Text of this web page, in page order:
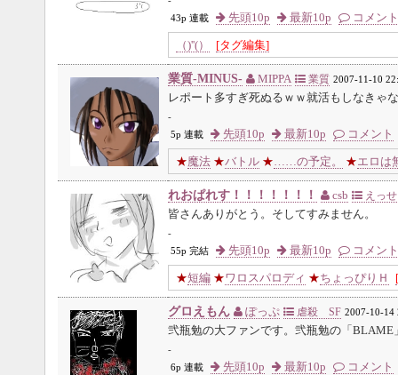
43p 連載
先頭10p 最新10p コメント
（)''(） [タグ編集]
業質-MINUS- MIPPA 業質 2007-11-10
レポート多すぎ死ぬるｗｗ就活もしなきゃ
-
5p 連載
先頭10p 最新10p コメント
★魔法 ★バトル ★ ……の予定。 ★ エロは
れおぱれす！！！！！！！ csb
えっ
皆さんありがとう。そしてすみません。
-
55p 完結
先頭10p 最新10p コメント
★短編 ★ワロスパロディ ★ちょっぴりＨ
グロえもん ぽっぷ 虐殺 SF 2007-10-14
弐瓶勉の大ファンです。弐瓶勉の「
-
6p 連載
先頭10p 最新10p コメント